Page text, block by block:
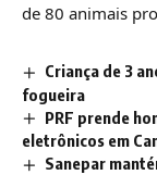
de 80 animais
Criança de 3
fogueira
PRF prende
eletrônicos em
Sanepar